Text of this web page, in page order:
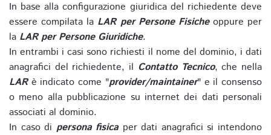
In base alla configurazione giuridica del richiedente deve
essere compilata la LAR per Persone Fisicheoppure per
la LAR per Persone Giuridiche.
In entrambi i casi sono richiesti il nome del dominio, i dati
anagrafici del richiedente, il Contatto Tecnico, che nella
LARè indicato come "provider/maintainer" e il consenso
o meno alla pubblicazione su internet dei dati personali
associati al dominio.
In caso di persona fisicaper dati anagrafici si intendono